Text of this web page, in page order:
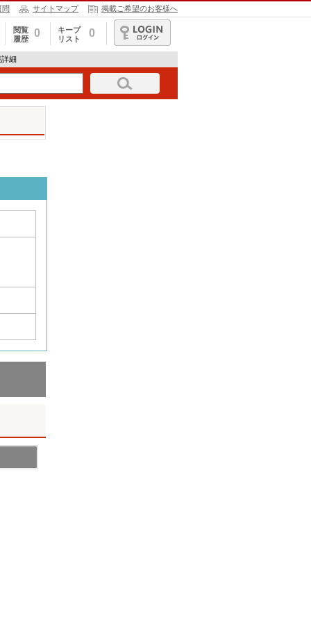
問 サイトマップ 掲載ご希望のお客様へ
閲覧
履歴
0
キープ
リスト
0
ログイン
細